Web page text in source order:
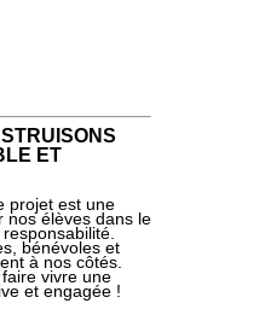
ET
projet est une
nos élèves dans le
bénévoles et
à nos côtés.
vivre une
et engagée !